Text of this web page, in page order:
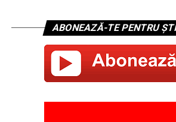
ABONEAZĂ-TE PENTRU